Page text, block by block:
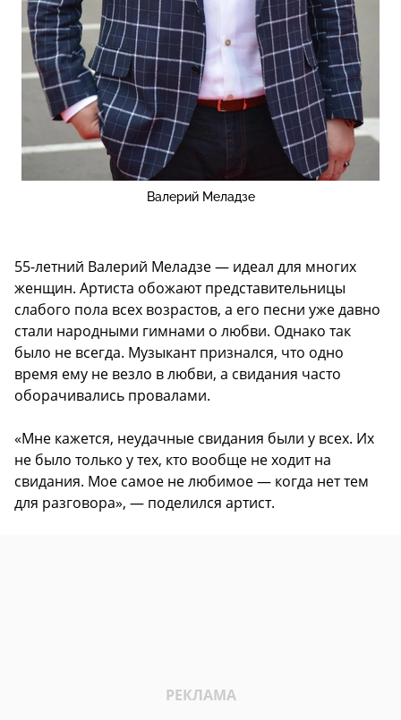
Валерий Меладзе
55-летний Валерий Меладзе — идеал для многих
женщин. Артиста обожают представительницы
слабого пола всех возрастов, а его песни уже давно
стали народными гимнами о любви. Однако так
было не всегда. Музыкант признался, что одно
время ему не везло в любви, а свидания часто
оборачивались провалами.
«Мне кажется, неудачные свидания были у всех. Их
не было только у тех, кто вообще не ходит на
свидания. Мое самое не любимое — когда нет тем
для разговора», — поделился артист.